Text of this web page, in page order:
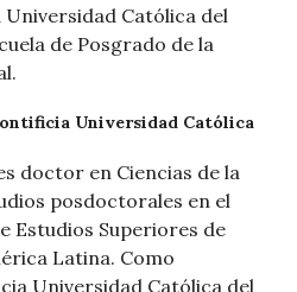
Católica del
de Posgrado de la
Universidad Católica
doctor en Ciencias de la
posdoctorales en el
Estudios Superiores de
Latina. Como
Universidad Católica del